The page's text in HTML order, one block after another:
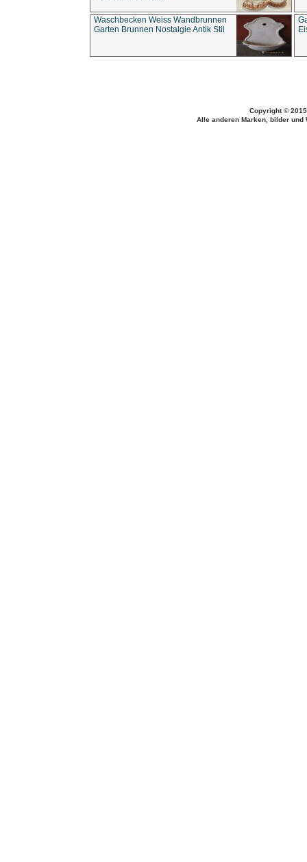
Waschbecken Weiss Wandbrunnen
Garten Brunnen Nostalgie Antik Stil
Copyright ©
Alle anderen Marken, bilder und